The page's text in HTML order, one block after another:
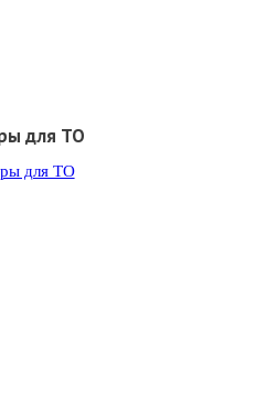
для ТО
для ТО